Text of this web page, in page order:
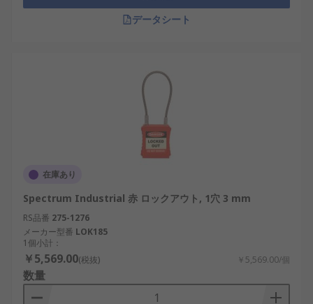
データシート
在庫あり
Spectrum Industrial 赤 ロックアウト, 1穴 3 mm
RS品番 275-1276
メーカー型番 LOK185
1個小計：
￥5,569.00(税抜) ￥5,569.00/個
数量